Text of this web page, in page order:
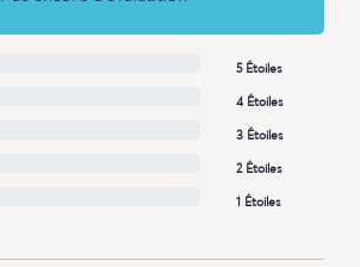
5 Étoiles
4 Étoiles
3 Étoiles
2 Étoiles
1 Étoiles